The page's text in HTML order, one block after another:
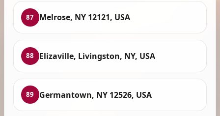
87 Melrose, NY 12121, USA
88 Elizaville, Livingston, NY, USA
89 Germantown, NY 12526, USA